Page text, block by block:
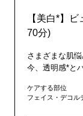
【美白*】
70分)
さまざまな肌悩
今、透明感*と
ケアする部位
フェイス・デコル